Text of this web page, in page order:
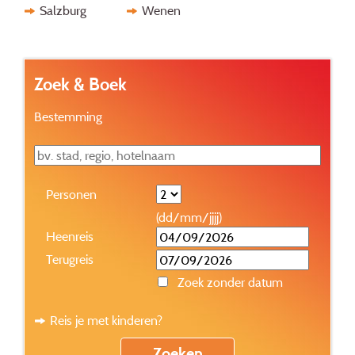
Salzburg Wenen
Zoek & Boek
Bestemming
Personen
(dd/mm/jjjj)
Heenreis
Terugreis
Zoek zonder datum
Reis je met kinderen?